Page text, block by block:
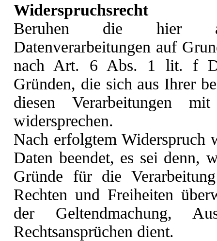
Widerspruchsrecht
Beruhen die hier
Datenverarbeitungen auf
nach Art. 6 Abs. 1 lit. f
Gründen, die sich aus Ihrer
diesen Verarbeitungen
widersprechen.
Nach erfolgtem Widerspruch
Daten beendet, es sei denn,
Gründe für die
Rechten und Freiheiten
der Geltendmachung,
Rechtsansprüchen dient.